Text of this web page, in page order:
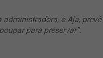
administradora, o Aja,
para preservar”.